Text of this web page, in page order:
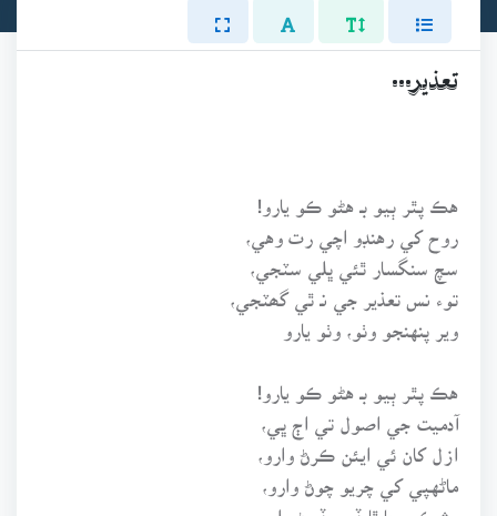
تعذير...
هڪ پٿر ٻيو بـ هڻو ڪو يارو!
روح کي رهنڊو اچي رت وهي،
سچ سنگسار ٿئي ڀلي سٽجي،
توء نس تعذير جي نـ ٿي گھٽجي،
وير پنهنجو وٺو، وٺو يارو
هڪ پٿر ٻيو بـ هڻو ڪو يارو!
آدميت جي اصول تي اڄ ڀي،
ازل کان ئي ايئن ڪرڻ وارو،
ماڻهپي کي چريو چوڻ وارو،
مشڪي ڇا ٿا ڏسو ڏسڻ وارو،